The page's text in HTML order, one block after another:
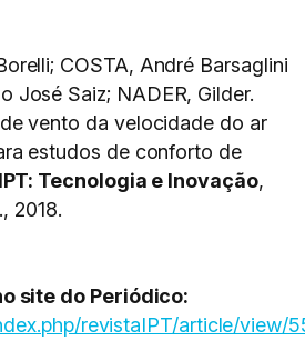
COSTA, André Barsaglini
José Saiz; NADER, Gilder.
vento da velocidade do ar
estudos de conforto de
Tecnologia e Inovação,
2018.
site do Periódico:
revistaIPT/article/view/